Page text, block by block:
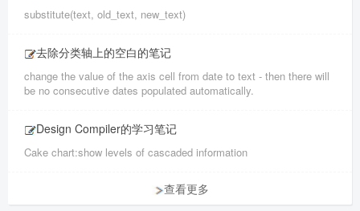
substitute(text, old_text, new_text)
去除分类轴上的空白的笔记
change the value of the axis cell from date to text - then there will
be no consecutive dates populated automatically.
Design Compiler的学习笔记
Cake chart:show levels of cascaded information
查看更多